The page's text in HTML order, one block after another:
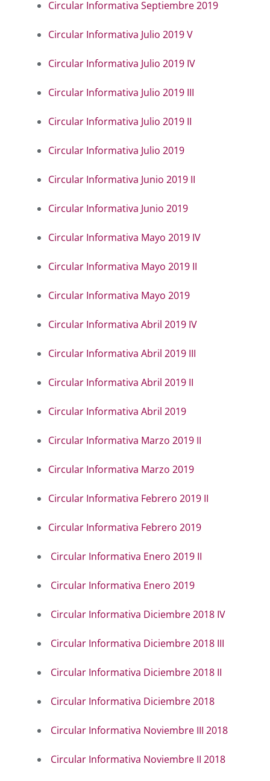
Circular Informativa Septiembre 2019
Circular Informativa Julio 2019 V
Circular Informativa Julio 2019 IV
Circular Informativa Julio 2019 III
Circular Informativa Julio 2019 II
Circular Informativa Julio 2019
Circular Informativa Junio 2019 II
Circular Informativa Junio 2019
Circular Informativa Mayo 2019 IV
Circular Informativa Mayo 2019 II
Circular Informativa Mayo 2019
Circular Informativa Abril 2019 IV
Circular Informativa Abril 2019 III
Circular Informativa Abril 2019 II
Circular Informativa Abril 2019
Circular Informativa Marzo 2019 II
Circular Informativa Marzo 2019
Circular Informativa Febrero 2019 II
Circular Informativa Febrero 2019
Circular Informativa Enero 2019 II
Circular Informativa Enero 2019
Circular Informativa Diciembre 2018 IV
Circular Informativa Diciembre 2018 III
Circular Informativa Diciembre 2018 II
Circular Informativa Diciembre 2018
Circular Informativa Noviembre III 2018
Circular Informativa Noviembre II 2018